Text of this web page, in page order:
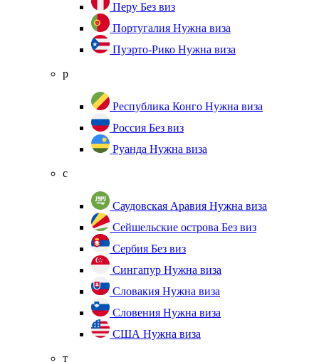
Перу Без виз
Португалия Нужна виза
Пуэрто-Рико Нужна виза
р
Республика Конго Нужна виза
Россия Без виз
Руанда Нужна виза
с
Саудовская Аравия Нужна виза
Сейшельские острова Без виз
Сербия Без виз
Сингапур Нужна виза
Словакия Нужна виза
Словения Нужна виза
США Нужна виза
т